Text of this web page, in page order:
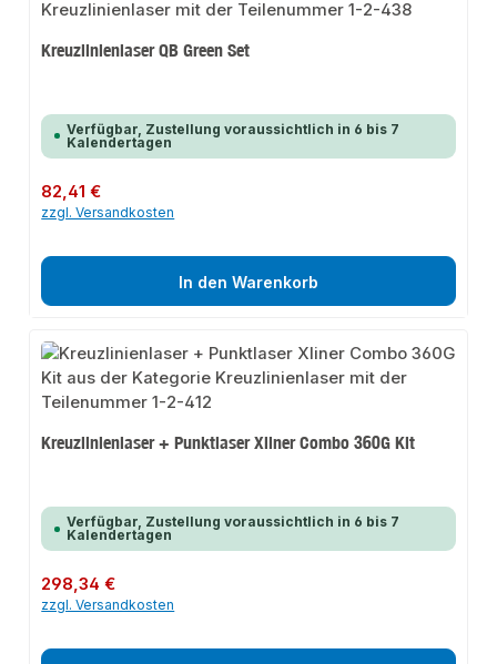
Kreuzlinienlaser QB Green Set
Verfügbar, Zustellung voraussichtlich in 6 bis 7
Kalendertagen
Regulärer Preis:
82,41 €
zzgl. Versandkosten
In den Warenkorb
Kreuzlinienlaser + Punktlaser Xliner Combo 360G Kit
Verfügbar, Zustellung voraussichtlich in 6 bis 7
Kalendertagen
Regulärer Preis:
298,34 €
zzgl. Versandkosten